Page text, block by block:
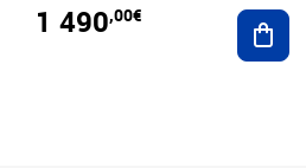
1 490,00€